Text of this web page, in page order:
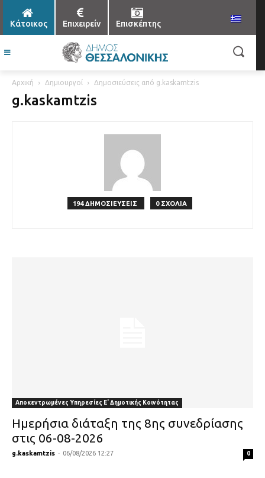
Κάτοικος Επιχειρείν Επισκέπτης
Αρχική Δημιουργοί Δημοσιεύσεις από g.kaskamtzis
g.kaskamtzis
194 ΔΗΜΟΣΙΕΥΣΕΙΣ 0 ΣΧΟΛΙΑ
Αποκεντρωμένες Υπηρεσίες Ε' Δημοτικής Κοινότητας
Ημερήσια διάταξη της 8ης συνεδρίασης
στις 06-08-2026
g.kaskamtzis - 06/08/2026 12:27 0